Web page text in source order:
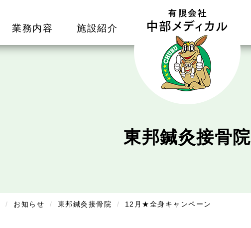
業務内容 施設紹介
東邦鍼灸接骨院
お知らせ 東邦鍼灸接骨院 12月★全身キャンペーン